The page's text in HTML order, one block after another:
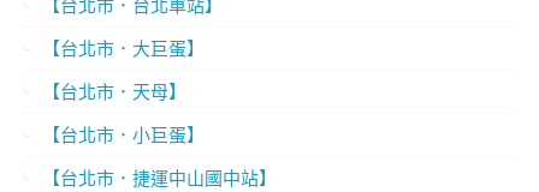
【台北市．台北車站】
【台北市．大巨蛋】
【台北市．天母】
【台北市．小巨蛋】
【台北市．捷運中山國中站】